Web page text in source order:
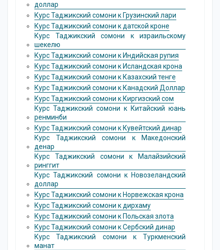
доллаp
Курс Таджикский сомони к Грузинский лари
Курс Таджикский сомони к датской кроне
Курс Таджикский сомони к израильскому
шекелю
Курс Таджикский сомони к Индийская pупия
Курс Таджикский сомони к Исландская крона
Курс Таджикский сомони к Казахский тенге
Курс Таджикский сомони к Канадский Доллар
Курс Таджикский сомони к Киргизский сом
Курс Таджикский сомони к Китайский юань
ренминби
Курс Таджикский сомони к Кувейтский динар
Курс Таджикский сомони к Македонский
денар
Курс Таджикский сомони к Малайзийский
ринггит
Курс Таджикский сомони к Новозеландский
доллар
Курс Таджикский сомони к Норвежская крона
Курс Таджикский сомони к дирхаму
Курс Таджикский сомони к Польская злота
Курс Таджикский сомони к Сербский динар
Курс Таджикский сомони к Туркменский
манат